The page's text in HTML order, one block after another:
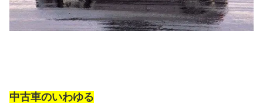
中古車のいわゆる